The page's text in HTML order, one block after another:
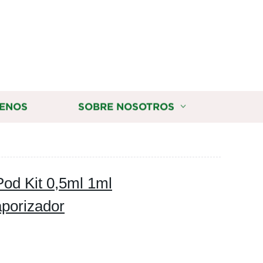
SOBRE NOSOTROS
Kit 0,5ml 1ml